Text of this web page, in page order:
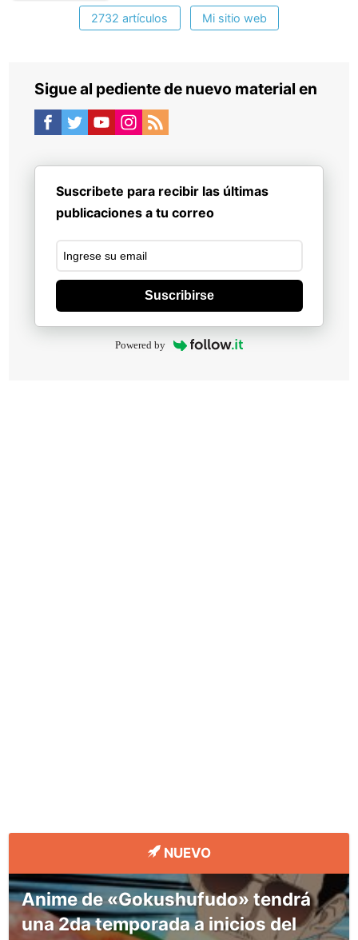
2732 artículos Mi sitio web
Sigue al pediente de nuevo material en
Suscribete para recibir las últimas
publicaciones a tu correo
Suscribirse
Powered by
NUEVO
Anime de «Gokushufudo» tendrá
una 2da temporada a inicios del